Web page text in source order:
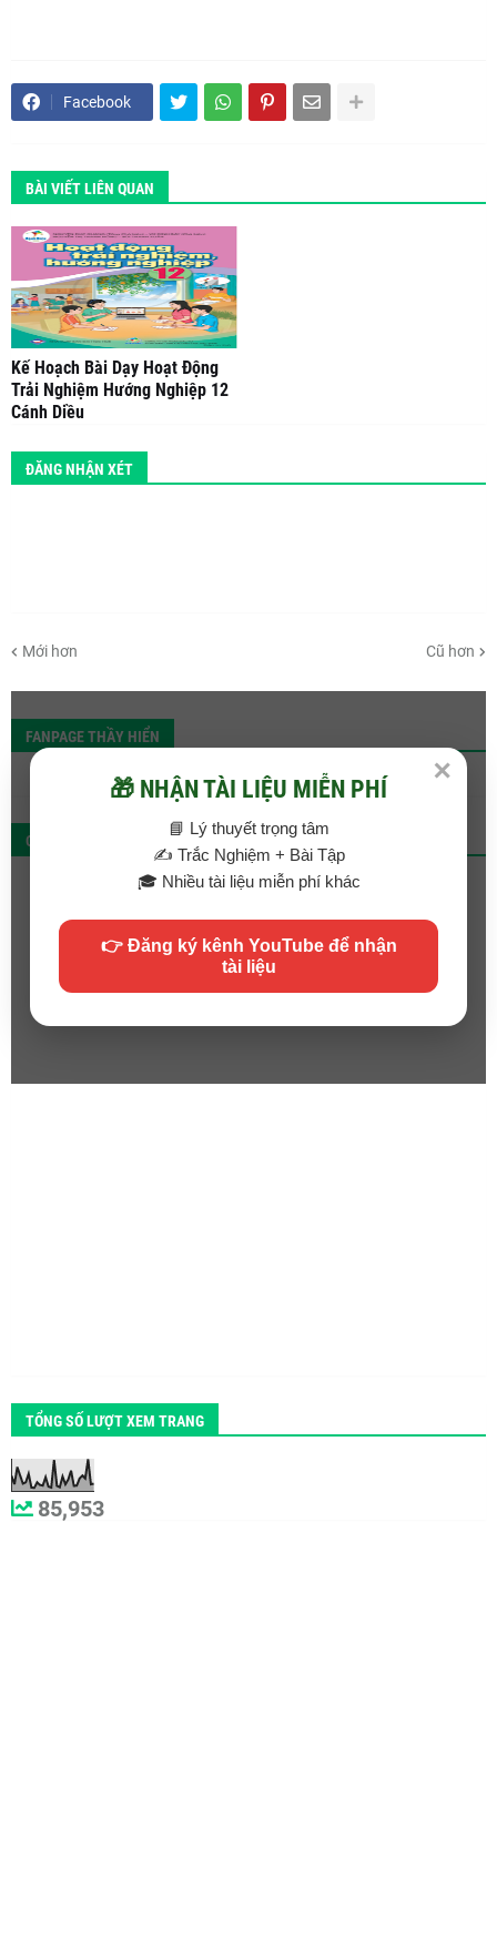
Facebook
BÀI VIẾT LIÊN QUAN
Kế Hoạch Bài Dạy Hoạt Động
Trải Nghiệm Hướng Nghiệp 12
Cánh Diều
ĐĂNG NHẬN XÉT
Mới hơn Cũ hơn
✕
🎁 NHẬN TÀI LIỆU MIỄN PHÍ
📘 Lý thuyết trọng tâm
✍️ Trắc Nghiệm + Bài Tập
🎓 Nhiều tài liệu miễn phí khác
👉 Đăng ký kênh YouTube để nhận
tài liệu
FANPAGE THẦY HIỂN
QC
TỔNG SỐ LƯỢT XEM TRANG
85,953